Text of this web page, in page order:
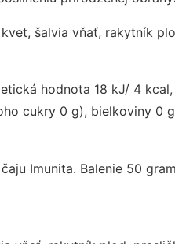
šalvia vňať, rakytník
hodnota 18 kJ/ 4
cukry 0 g), bielkoviny 0
Imunita. Balenie 50